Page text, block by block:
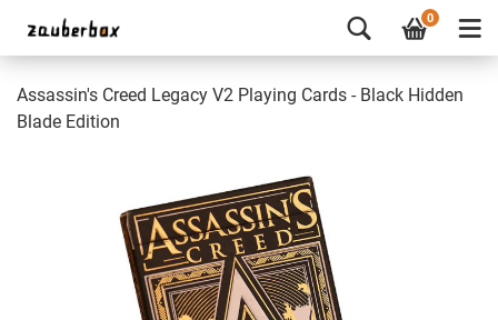
0
Assassin's Creed Legacy V2 Playing Cards - Black Hidden
Blade Edition